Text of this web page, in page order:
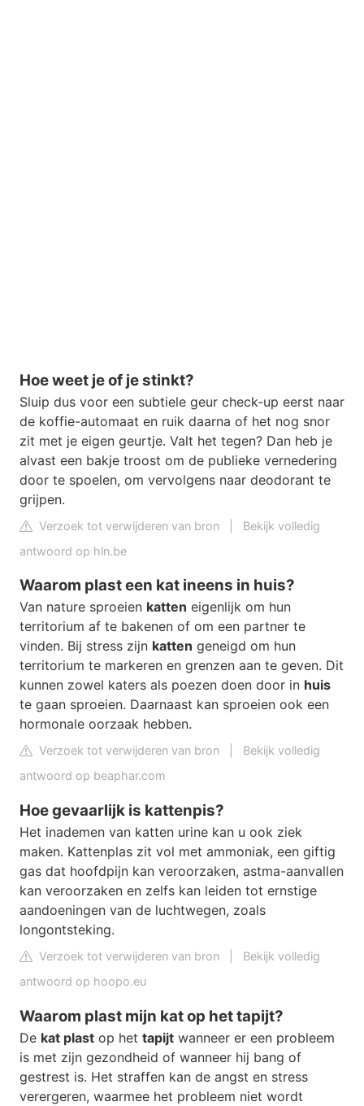
Hoe weet je of je stinkt?
Sluip dus voor een subtiele geur check-up eerst naar
de koffie-automaat en ruik daarna of het nog snor
zit met je eigen geurtje. Valt het tegen? Dan heb je
alvast een bakje troost om de publieke vernedering
door te spoelen, om vervolgens naar deodorant te
grijpen.
Verzoek tot verwijderen van bron
Bekijk volledig
antwoord op hln.be
Waarom plast een kat ineens in huis?
Van nature sproeien katten eigenlijk om hun
territorium af te bakenen of om een partner te
vinden. Bij stress zijn katten geneigd om hun
territorium te markeren en grenzen aan te geven. Dit
kunnen zowel katers als poezen doen door in huis
te gaan sproeien. Daarnaast kan sproeien ook een
hormonale oorzaak hebben.
Verzoek tot verwijderen van bron
Bekijk volledig
antwoord op beaphar.com
Hoe gevaarlijk is kattenpis?
Het inademen van katten urine kan u ook ziek
maken. Kattenplas zit vol met ammoniak, een giftig
gas dat hoofdpijn kan veroorzaken, astma-aanvallen
kan veroorzaken en zelfs kan leiden tot ernstige
aandoeningen van de luchtwegen, zoals
longontsteking.
Verzoek tot verwijderen van bron
Bekijk volledig
antwoord op hoopo.eu
Waarom plast mijn kat op het tapijt?
De kat plast op het tapijt wanneer er een probleem
is met zijn gezondheid of wanneer hij bang of
gestrest is. Het straffen kan de angst en stress
verergeren, waarmee het probleem niet wordt